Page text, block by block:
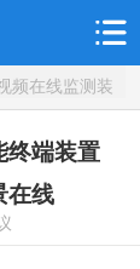
频在线监测装
终端装置
在线